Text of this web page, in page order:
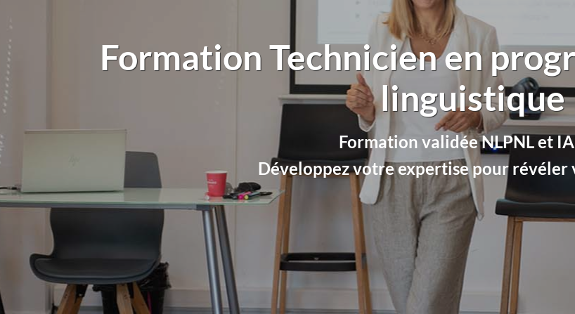
Formation Technicien en
linguistique
Formation validée NLPNL et
Développez votre expertise pour